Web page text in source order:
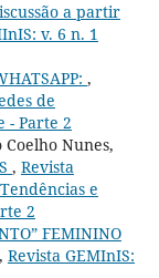
a partir
v. 6 n. 1
,
de
- Parte 2
Nunes,
, Revista
e
2
FEMININO
, Revista GEMInIS: